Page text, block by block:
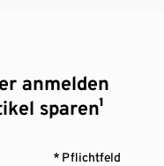
anmelden
sparen¹
* Pflichtfeld